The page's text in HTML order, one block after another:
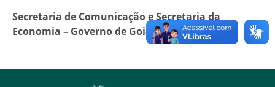
Secretaria de Comunicação e Secretaria da
Economia – Governo de Goiás